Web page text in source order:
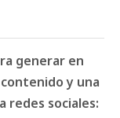
generar en
y una
redes sociales: